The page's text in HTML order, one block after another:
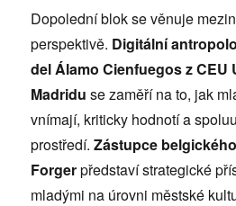
Dopolední blok se věnuje
perspektivě. Digitální
del Álamo Cienfuegos z CEU
Madriduse zaměří na to, jak
vnímají, kriticky hodnotí a
prostředí.Zástupce belgické
Forgerpředstaví strategické
mladými na úrovni městské